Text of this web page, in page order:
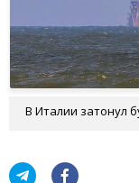
В Италии затонул